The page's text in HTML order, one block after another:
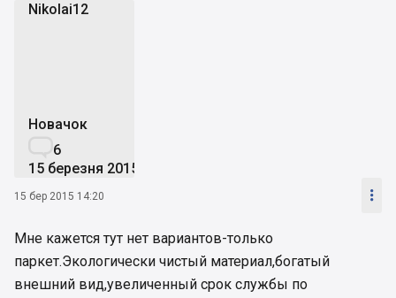
Nikolai12
Новачок
6
15 березня 2015
15 бер 2015 14:20 
Мне кажется тут нет вариантов-только
паркет.Экологически чистый материал,богатый
внешний вид,увеличенный срок службы по